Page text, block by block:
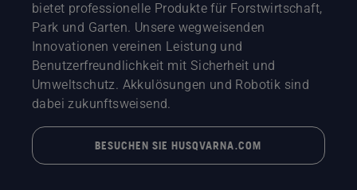
bietet professionelle Produkte für Forstwirtschaft,
Park und Garten. Unsere wegweisenden
Innovationen vereinen Leistung und
Benutzerfreundlichkeit mit Sicherheit und
Umweltschutz. Akkulösungen und Robotik sind
dabei zukunftsweisend.
BESUCHEN SIE HUSQVARNA.COM